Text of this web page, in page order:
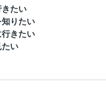
たい
りたい
きたい
たい